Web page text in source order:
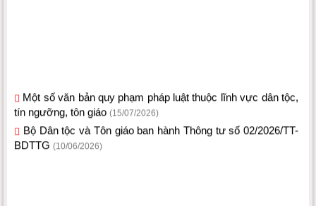
tín ngưỡng, tôn giáo (15/07/2026)
Bộ Dân tộc và Tôn giáo ban hành Thông tư số 02/2026/TT-
BDTTG (10/06/2026)